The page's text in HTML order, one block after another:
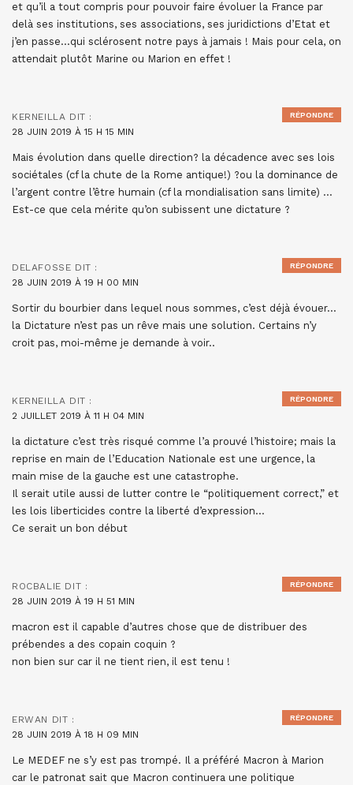
et qu’il a tout compris pour pouvoir faire évoluer la France par
delà ses institutions, ses associations, ses juridictions d’Etat et
j’en passe…qui sclérosent notre pays à jamais ! Mais pour cela, on
attendait plutôt Marine ou Marion en effet !
KERNEILLA DIT :
28 JUIN 2019 À 15 H 15 MIN
Mais évolution dans quelle direction? la décadence avec ses lois
sociétales (cf la chute de la Rome antique!) ?ou la dominance de
l’argent contre l’être humain (cf la mondialisation sans limite) …
Est-ce que cela mérite qu’on subissent une dictature ?
RÉPONDRE
DELAFOSSE DIT :
28 JUIN 2019 À 19 H 00 MIN
Sortir du bourbier dans lequel nous sommes, c’est déjà évouer…
la Dictature n’est pas un rêve mais une solution. Certains n’y
croit pas, moi-même je demande à voir..
RÉPONDRE
KERNEILLA DIT :
2 JUILLET 2019 À 11 H 04 MIN
la dictature c’est très risqué comme l’a prouvé l’histoire; mais la
reprise en main de l’Education Nationale est une urgence, la
main mise de la gauche est une catastrophe.
Il serait utile aussi de lutter contre le “politiquement correct,” et
les lois liberticides contre la liberté d’expression…
Ce serait un bon début
RÉPONDRE
ROCBALIE DIT :
28 JUIN 2019 À 19 H 51 MIN
macron est il capable d’autres chose que de distribuer des
prébendes a des copain coquin ?
non bien sur car il ne tient rien, il est tenu !
RÉPONDRE
ERWAN DIT :
28 JUIN 2019 À 18 H 09 MIN
Le MEDEF ne s’y est pas trompé. Il a préféré Macron à Marion
car le patronat sait que Macron continuera une politique
RÉPONDRE